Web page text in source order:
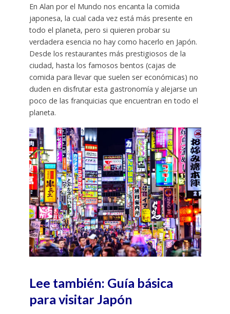
En Alan por el Mundo nos encanta la comida
japonesa, la cual cada vez está más presente en
todo el planeta, pero si quieren probar su
verdadera esencia no hay como hacerlo en Japón.
Desde los restaurantes más prestigiosos de la
ciudad, hasta los famosos bentos (cajas de
comida para llevar que suelen ser económicas) no
duden en disfrutar esta gastronomía y alejarse un
poco de las franquicias que encuentran en todo el
planeta.
Lee también: Guía básica
para visitar Japón